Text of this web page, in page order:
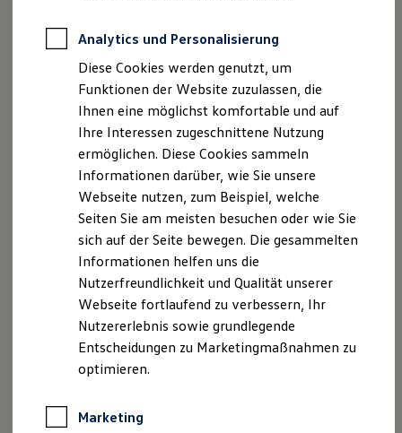
Zertifizierte Gebrauchtwagen
Für Privatkunden
Für Gewerbekunden
Leasing
Für Privatkunden
Für Gewerbekunden
Versicherungen & Garantien
Garantien
Kfz-Versicherung für Nutzfahrzeuge
Restschuldversicherung
Wartungsverträge
Besitzer & Service
Reparatur & Service
Sommer-Special
Reparatur, Pflege & Inspektion
Servicetermin anfragen
Service-Vorteile bei Volkswagen Nutzfahrzeuge
ServicePlus
Economy Service
Räder & Reifen Service
Ersatzfahrzeuge
Software, Konnektivität & Apps
California App
Kämmeritzer Weg 9
06333 Hettstedt OT Walbeck
Telefonnummer: 03476-8680
Faxnummer: 03476-868150
info@kw-am-suedharz.de
Umsatzst.-ID-Nr.: DE264 485 800
Registergericht: Amtsgericht Stendal HRB 8634
Steuer-Nr.: 118/106/06586
Geschäftsführer: Mike Wehlisch, Sven Albrecht, Klaus
Hinweis gemäß § 36
Analytics und Personalisierung
Diese Cookies werden genutzt, um
Funktionen der Website zuzulassen, die
Ihnen eine möglichst komfortable und auf
Ihre Interessen zugeschnittene Nutzung
ermöglichen. Diese Cookies sammeln
Informationen darüber, wie Sie unsere
Webseite nutzen, zum Beispiel, welche
Seiten Sie am meisten besuchen oder wie Sie
sich auf der Seite bewegen. Die gesammelten
Informationen helfen uns die
Nutzerfreundlichkeit und Qualität unserer
Webseite fortlaufend zu verbessern, Ihr
Nutzererlebnis sowie grundlegende
Entscheidungen zu Marketingmaßnahmen zu
optimieren.
Marketing